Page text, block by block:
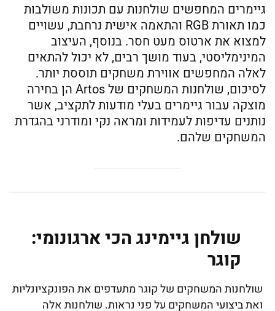
גיימרים המחפשים שולחנות עם תכונות משולבות
כמו תאורת RGB והתאמה אישית נרחבת, עשויים
למצוא את ארטוס מעט חסר. בנוסף, העיצוב
המינימליסטי, בעוד מושך רבים, לא יכול להתאים
לאלה המחפשים אווירת משחקים תוססת יותר.
לסיכום, שולחנות המשחקים של Artos הן בחירה
מוצקה עבור גיימרים בעלי מודעות לתקציב, אשר
נותנים עדיפות לעמידות ומראה נקי ומודרני בהגדרת
המשחקים שלהם.
שולחן גיימינג הכי ארגונומי:
קוגר
שולחנות המשחקים של קוגר מתעדפים את הפונקציונליות
ואת ביצועי המשחקים על פני נראות. שולחנות אלה